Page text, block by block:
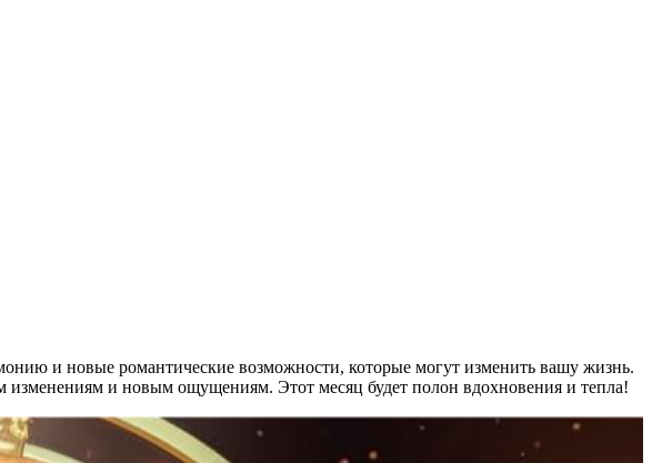
и новые романтические возможности, которые могут изменить вашу жизнь.
изменениям и новым ощущениям. Этот месяц будет полон вдохновения и тепла!